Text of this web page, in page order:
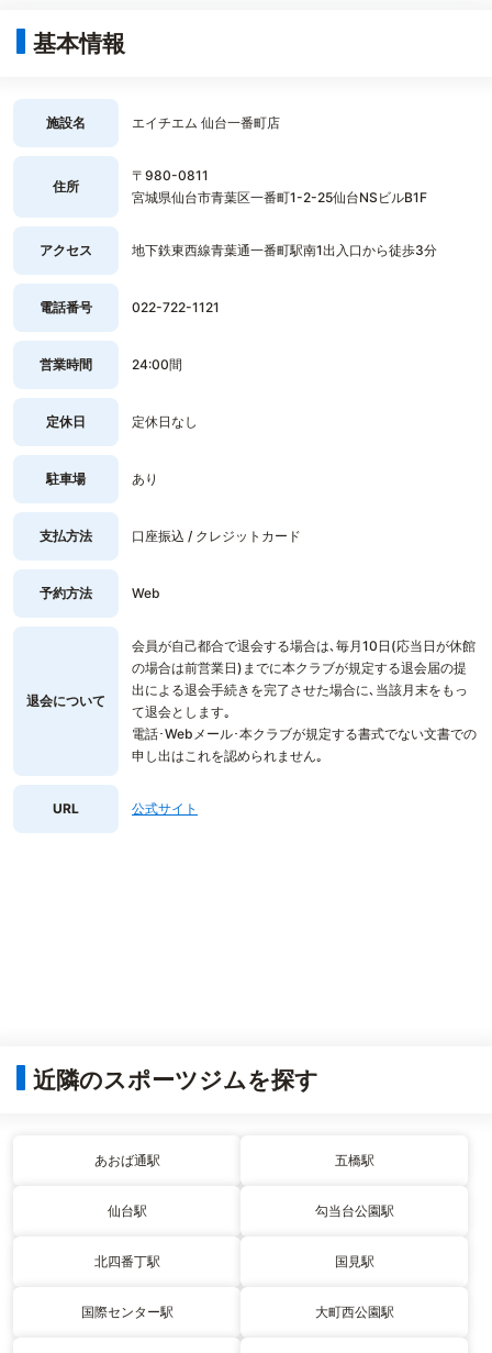
基本情報
施設名 エイチエム 仙台一番町店
住所
〒980-0811
宮城県仙台市青葉区一番町1-2-25仙台NSビルB1F
アクセス 地下鉄東西線青葉通一番町駅南1出入口から徒歩3分
電話番号 022-722-1121
営業時間 24:00間
定休日 定休日なし
駐車場 あり
支払方法 口座振込 / クレジットカード
予約方法 Web
退会について
会員が自己都合で退会する場合は､毎月10日(応当日が休館
の場合は前営業日)までに本クラブが規定する退会届の提
出による退会手続きを完了させた場合に､当該月末をもっ
て退会とします｡
電話･Webメール･本クラブが規定する書式でない文書での
申し出はこれを認められません｡
URL 公式サイト
近隣のスポーツジムを探す
あおば通駅 五橋駅
仙台駅 勾当台公園駅
北四番丁駅 国見駅
国際センター駅 大町西公園駅